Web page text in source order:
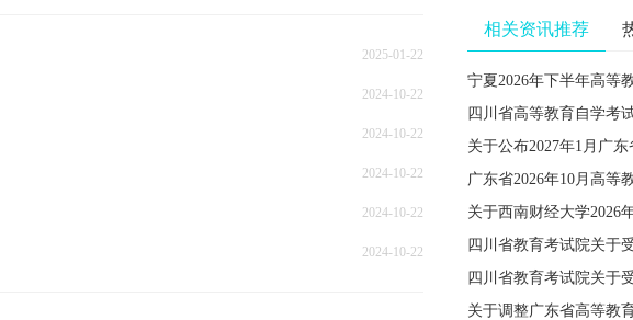
2025-01-22
2024-10-22
2024-10-22
2024-10-22
2024-10-22
2024-10-22
相关资讯推荐
宁夏2026年下半年高等
广东省2026年10月高等